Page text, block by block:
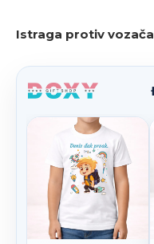
Istraga protiv vozača